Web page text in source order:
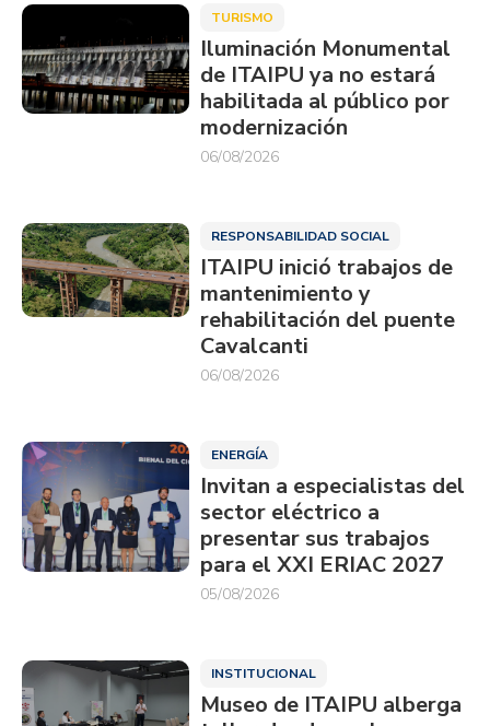
TURISMO
Iluminación Monumental
de ITAIPU ya no estará
habilitada al público por
modernización
06/08/2026
RESPONSABILIDAD SOCIAL
ITAIPU inició trabajos de
mantenimiento y
rehabilitación del puente
Cavalcanti
06/08/2026
ENERGÍA
Invitan a especialistas del
sector eléctrico a
presentar sus trabajos
para el XXI ERIAC 2027
05/08/2026
INSTITUCIONAL
Museo de ITAIPU alberga